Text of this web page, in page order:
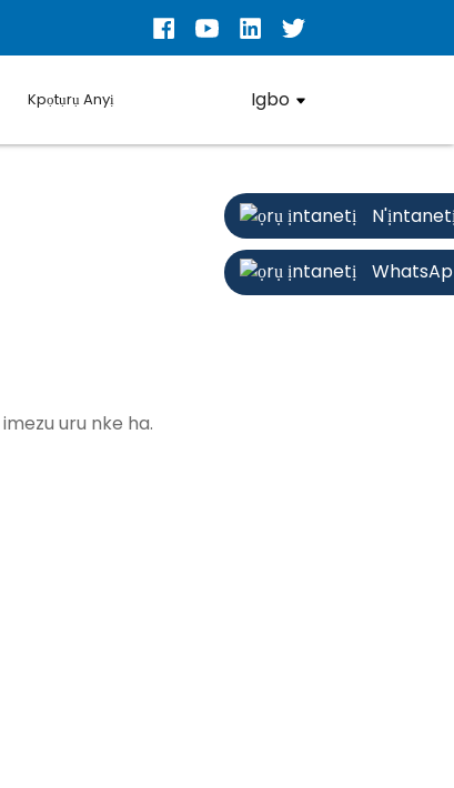
Kpọtụrụ Anyị Igbo
uru nke ha.